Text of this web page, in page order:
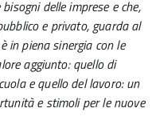
delle imprese e che,
e privato, guarda al
in piena sinergia con le
aggiunto: quello di
e quello del lavoro: un
e stimoli per le nuove